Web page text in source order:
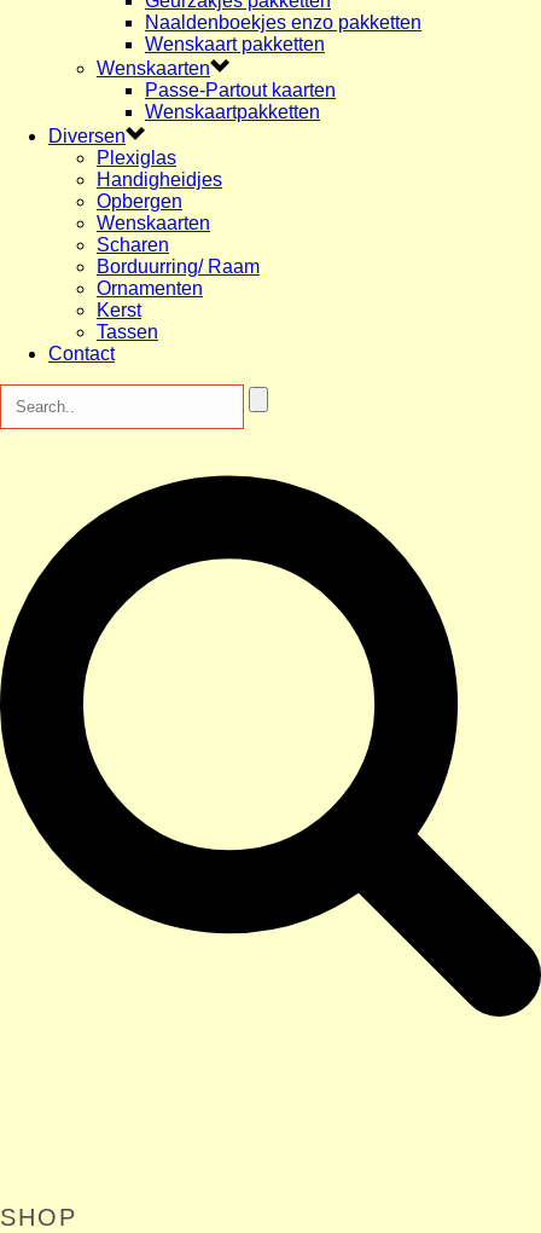
Naaldenboekjes enzo pakketten
Wenskaart pakketten
Wenskaarten
Passe-Partout kaarten
Wenskaartpakketten
Diversen
Plexiglas
Handigheidjes
Opbergen
Wenskaarten
Scharen
Borduurring/ Raam
Ornamenten
Kerst
Tassen
Contact
SHOP